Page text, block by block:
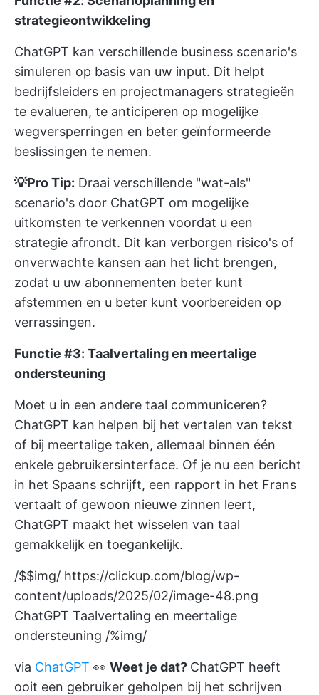
strategieontwikkeling
ChatGPT kan verschillende business scenario's
simuleren op basis van uw input. Dit helpt
bedrijfsleiders en projectmanagers strategieën
te evalueren, te anticiperen op mogelijke
wegversperringen en beter geïnformeerde
beslissingen te nemen.
💡Pro Tip: Draai verschillende "wat-als"
scenario's door ChatGPT om mogelijke
uitkomsten te verkennen voordat u een
strategie afrondt. Dit kan verborgen risico's of
onverwachte kansen aan het licht brengen,
zodat u uw abonnementen beter kunt
afstemmen en u beter kunt voorbereiden op
verrassingen.
Functie #3: Taalvertaling en meertalige
ondersteuning
Moet u in een andere taal communiceren?
ChatGPT kan helpen bij het vertalen van tekst
of bij meertalige taken, allemaal binnen één
enkele gebruikersinterface. Of je nu een bericht
in het Spaans schrijft, een rapport in het Frans
vertaalt of gewoon nieuwe zinnen leert,
ChatGPT maakt het wisselen van taal
gemakkelijk en toegankelijk.
/$$img/ https://clickup.com/blog/wp-
content/uploads/2025/02/image-48.png
ChatGPT Taalvertaling en meertalige
ondersteuning /%img/
via ChatGPT 👀 Weet je dat? ChatGPT heeft
ooit een gebruiker geholpen bij het schrijven